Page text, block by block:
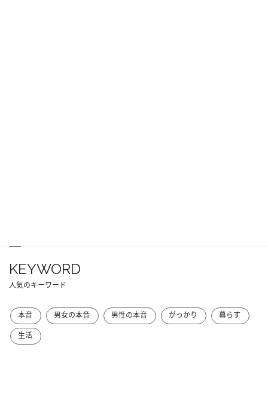
KEYWORD
人気のキーワード
本音 男女の本音 男性の本音 がっかり
暮らす
生活